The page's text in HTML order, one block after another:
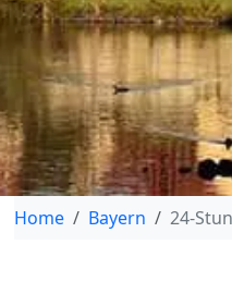
Home Bayern 24-